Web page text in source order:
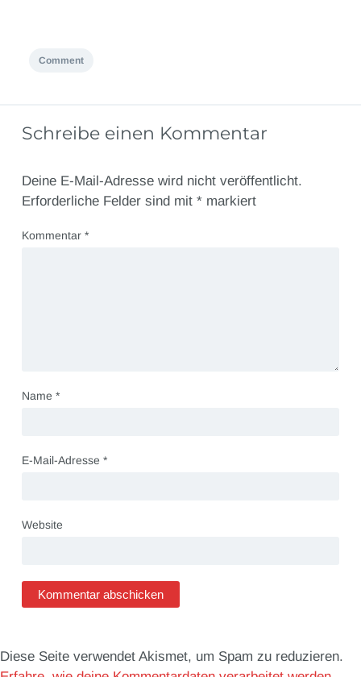
Comment
Schreibe einen Kommentar
Deine E-Mail-Adresse wird nicht veröffentlicht.
Erforderliche Felder sind mit *markiert
Kommentar *
Name *
E-Mail-Adresse *
Website
Diese Seite verwendet Akismet, um Spam zu reduzieren.